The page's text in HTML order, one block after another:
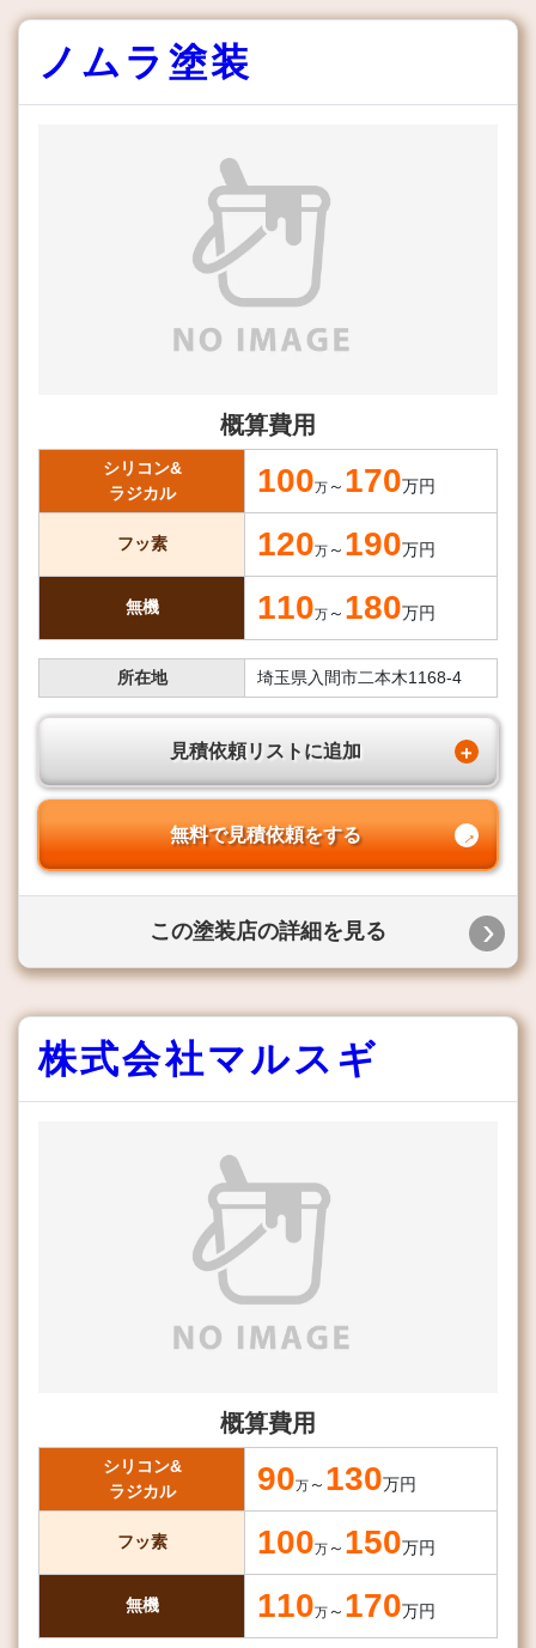
ノムラ塗装
所在地 埼玉県入間市二本木1168-4
概算費用
シリコン&
ラジカル
100万 ～ 170万円
フッ素 120万 ～ 190万円
無機 110万 ～ 180万円
見積依頼リストに追加
無料で見積依頼をする
この塗装店の詳細を見る
株式会社マルスギ
概算費用
シリコン&
ラジカル
90万 ～ 130万円
フッ素 100万 ～ 150万円
無機 110万 ～ 170万円